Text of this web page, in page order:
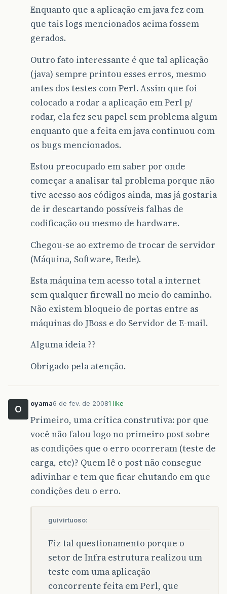
Enquanto que a aplicação em java fez com
que tais logs mencionados acima fossem
gerados.
Outro fato interessante é que tal aplicação
(java) sempre printou esses erros, mesmo
antes dos testes com Perl. Assim que foi
colocado a rodar a aplicação em Perl p/
rodar, ela fez seu papel sem problema algum
enquanto que a feita em java continuou com
os bugs mencionados.
Estou preocupado em saber por onde
começar a analisar tal problema porque não
tive acesso aos códigos ainda, mas já gostaria
de ir descartando possíveis falhas de
codificação ou mesmo de hardware.
Chegou-se ao extremo de trocar de servidor
(Máquina, Software, Rede).
Esta máquina tem acesso total a internet
sem qualquer firewall no meio do caminho.
Não existem bloqueio de portas entre as
máquinas do JBoss e do Servidor de E-mail.
Alguma ideia ??
Obrigado pela atenção.
O
oyama6 de fev. de 20081 like
Primeiro, uma crítica construtiva: por que
você não falou logo no primeiro post sobre
as condições que o erro ocorreram (teste de
carga, etc)? Quem lê o post não consegue
adivinhar e tem que ficar chutando em que
condições deu o erro.
guivirtuoso:
Fiz tal questionamento porque o
setor de Infra estrutura realizou um
teste com uma aplicação
concorrente feita em Perl, que